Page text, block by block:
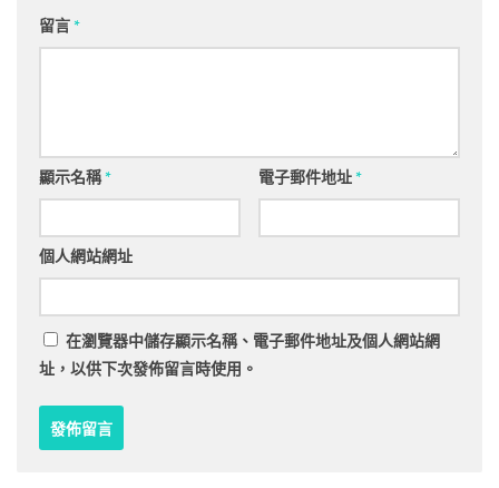
留言*
顯示名稱* 電子郵件地址*
個人網站網址
在瀏覽器中儲存顯示名稱、電子郵件地址及個人網站網
址，以供下次發佈留言時使用。